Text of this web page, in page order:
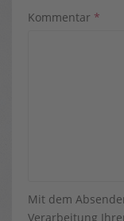
Kommentar *
Mit dem
Verarbeitung